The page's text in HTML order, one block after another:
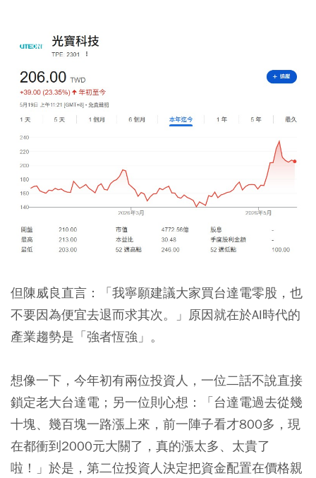
但陳威良直言：
「我寧願建議大家買台達電零股，也
不要因為便宜去退而求其次。」 原因就在於AI時代的
產業趨勢是「強者恆強」。
想像一下，今年初有兩位投資人，一位二話不說直接
鎖定老大台達電；另一位則心想：「台達電過去從幾
十塊、幾百塊一路漲上來，前一陣子看才800多，現
在都衝到2000元大關了，真的漲太多、太貴了
啦！」於是，第二位投資人決定把資金配置在價格親